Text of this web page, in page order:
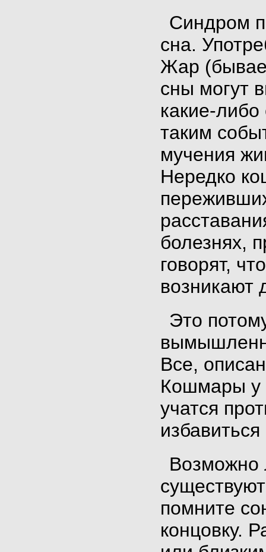
Синдром
сна.
Жар
сны могут
какие-
таким
мучения
Нередко
болезнях,
говорят,
возникают
Это
Все,
Кошмары у
учатся
Возможно
помните
концовку.